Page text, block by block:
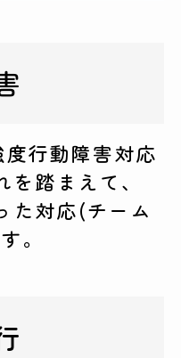
度行動障害対応
踏まえて、
た対応(チーム
。